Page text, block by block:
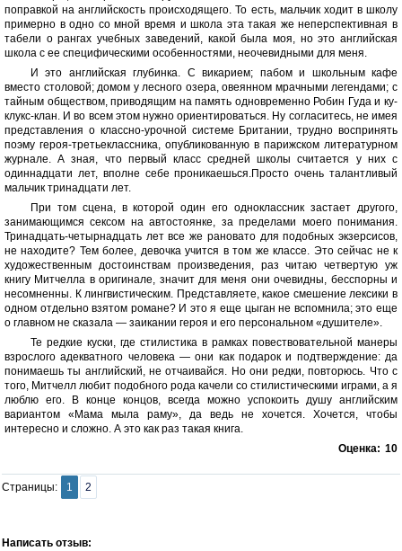
поправкой на английскость происходящего. То есть, мальчик ходит в школу
примерно в одно со мной время и школа эта такая же неперспективная в
табели о рангах учебных заведений, какой была моя, но это английская
школа с ее специфическими особенностями, неочевидными для меня.
И это английская глубинка. С викарием; пабом и школьным кафе
вместо столовой; домом у лесного озера, овеянном мрачными легендами; с
тайным обществом, приводящим на память одновременно Робин Гуда и ку-
клукс-клан. И во всем этом нужно ориентироваться. Ну согласитесь, не имея
представления о классно-урочной системе Британии, трудно воспринять
поэму героя-третьеклассника, опубликованную в парижском литературном
журнале. А зная, что первый класс средней школы считается у них с
одиннадцати лет, вполне себе проникаешься.Просто очень талантливый
мальчик тринадцати лет.
При том сцена, в которой один его одноклассник застает другого,
занимающимся сексом на автостоянке, за пределами моего понимания.
Тринадцать-четырнадцать лет все же рановато для подобных экзерсисов,
не находите? Тем более, девочка учится в том же классе. Это сейчас не к
художественным достоинствам произведения, раз читаю четвертую уж
книгу Митчелла в оригинале, значит для меня они очевидны, бесспорны и
несомненны. К лингвистическим. Представляете, какое смешение лексики в
одном отдельно взятом романе? И это я еще цыган не вспомнила; это еще
о главном не сказала — заикании героя и его персональном «душителе».
Те редкие куски, где стилистика в рамках повествовательной манеры
взрослого адекватного человека — они как подарок и подтверждение: да
понимаешь ты английский, не отчаивайся. Но они редки, повторюсь. Что с
того, Митчелл любит подобного рода качели со стилистическими играми, а я
люблю его. В конце концов, всегда можно успокоить душу английским
вариантом «Мама мыла раму», да ведь не хочется. Хочется, чтобы
интересно и сложно. А это как раз такая книга.
Оценка: 10
Страницы: 1 2
Написать отзыв: